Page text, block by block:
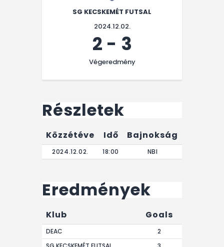
SG KECSKEMÉT FUTSAL
2024.12.02.
2 - 3
Végeredmény
Részletek
Közzétéve Idő Bajnokság
2024.12.02. 18:00 NBI
Eredmények
Klub Goals
DEAC
2